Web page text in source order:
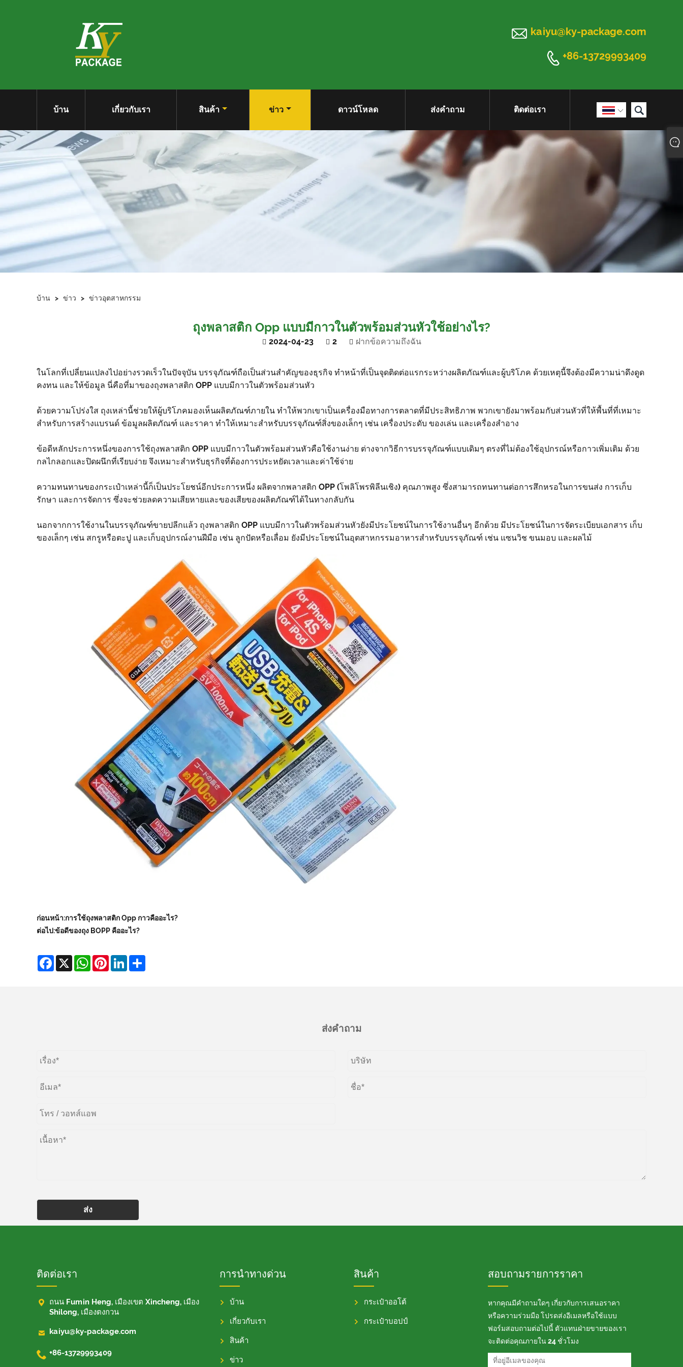
 kaiyu@ky-package.com
 +86-13729993409
 
บ้าน เกี่ยวกับเรา สินค้า ข่าว ดาวน์โหลด ส่งคำถาม ติดต่อเรา
บ้าน > ข่าว > ข่าวอุตสาหกรรม
ถุงพลาสติก Opp แบบมีกาวในตัวพร้อมส่วนหัวใช้อย่างไร?
2024-04-23 2 ฝากข้อความถึงฉัน
ในโลกที่เปลี่ยนแปลงไปอย่างรวดเร็วในปัจจุบัน บรรจุภัณฑ์ถือเป็นส่วนสำคัญของธุรกิจ ทำหน้าที่เป็นจุดติดต่อแรกระหว่างผลิตภัณฑ์และผู้บริโภค ด้วยเหตุนี้จึงต้องมีความน่าดึงดูด
คงทน และให้ข้อมูล นี่คือที่มาของถุงพลาสติก OPP แบบมีกาวในตัวพร้อมส่วนหัว
ด้วยความโปร่งใส ถุงเหล่านี้ช่วยให้ผู้บริโภคมองเห็นผลิตภัณฑ์ภายใน ทำให้พวกเขาเป็นเครื่องมือทางการตลาดที่มีประสิทธิภาพ พวกเขายังมาพร้อมกับส่วนหัวที่ให้พื้นที่ที่เหมาะ
สำหรับการสร้างแบรนด์ ข้อมูลผลิตภัณฑ์ และราคา ทำให้เหมาะสำหรับบรรจุภัณฑ์สิ่งของเล็กๆ เช่น เครื่องประดับ ของเล่น และเครื่องสำอาง
ข้อดีหลักประการหนึ่งของการใช้ถุงพลาสติก OPP แบบมีกาวในตัวพร้อมส่วนหัวคือใช้งานง่าย ต่างจากวิธีการบรรจุภัณฑ์แบบเดิมๆ ตรงที่ไม่ต้องใช้อุปกรณ์หรือกาวเพิ่มเติม ด้วย
กลไกลอกและปิดผนึกที่เรียบง่าย จึงเหมาะสำหรับธุรกิจที่ต้องการประหยัดเวลาและค่าใช้จ่าย
ความทนทานของกระเป๋าเหล่านี้ก็เป็นประโยชน์อีกประการหนึ่ง ผลิตจากพลาสติก OPP (โพลิโพรพิลีนเชิง) คุณภาพสูง ซึ่งสามารถทนทานต่อการสึกหรอในการขนส่ง การเก็บ
รักษา และการจัดการ ซึ่งจะช่วยลดความเสียหายและของเสียของผลิตภัณฑ์ได้ในทางกลับกัน
นอกจากการใช้งานในบรรจุภัณฑ์ขายปลีกแล้ว ถุงพลาสติก OPP แบบมีกาวในตัวพร้อมส่วนหัวยังมีประโยชน์ในการใช้งานอื่นๆ อีกด้วย มีประโยชน์ในการจัดระเบียบเอกสาร เก็บ
ของเล็กๆ เช่น สกรูหรือตะปู และเก็บอุปกรณ์งานฝีมือ เช่น ลูกปัดหรือเลื่อม ยังมีประโยชน์ในอุตสาหกรรมอาหารสำหรับบรรจุภัณฑ์ เช่น แซนวิช ขนมอบ และผลไม้
ก่อนหน้า:การใช้ถุงพลาสติก Opp กาวคืออะไร?
ต่อไป:ข้อดีของถุง BOPP คืออะไร?
Facebook
X WhatsApp
Pinterest
LinkedIn
ส่งคำถาม
ส่ง
ติดต่อเรา

ถนน Fumin Heng, เมืองเขต Xincheng, เมือง
Shilong, เมืองตงกวน
 kaiyu@ky-package.com
 +86-13729993409
การนำทางด่วน
บ้าน
เกี่ยวกับเรา
สินค้า
ข่าว
สินค้า
กระเป๋าออโต้
กระเป๋าบอปป์
สอบถามรายการราคา
หากคุณมีคำถามใดๆ เกี่ยวกับการเสนอราคา
หรือความร่วมมือ โปรดส่งอีเมลหรือใช้แบบ
ฟอร์มสอบถามต่อไปนี้ ตัวแทนฝ่ายขายของเรา
จะติดต่อคุณภายใน 24 ชั่วโมง